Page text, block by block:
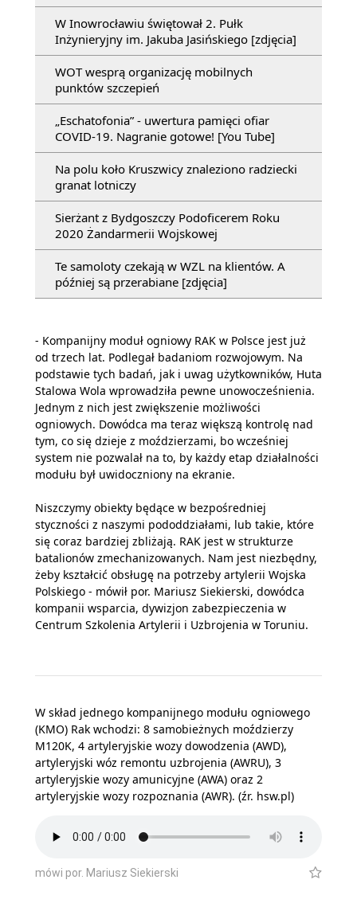
W Inowrocławiu świętował 2. Pułk
Inżynieryjny im. Jakuba Jasińskiego [zdjęcia]
WOT wesprą organizację mobilnych
punktów szczepień
„Eschatofonia” - uwertura pamięci ofiar
COVID-19. Nagranie gotowe! [You Tube]
Na polu koło Kruszwicy znaleziono radziecki
granat lotniczy
Sierżant z Bydgoszczy Podoficerem Roku
2020 Żandarmerii Wojskowej
Te samoloty czekają w WZL na klientów. A
później są przerabiane [zdjęcia]
- Kompanijny moduł ogniowy RAK w Polsce jest już
od trzech lat. Podlegał badaniom rozwojowym. Na
podstawie tych badań, jak i uwag użytkowników, Huta
Stalowa Wola wprowadziła pewne unowocześnienia.
Jednym z nich jest zwiększenie możliwości
ogniowych. Dowódca ma teraz większą kontrolę nad
tym, co się dzieje z moździerzami, bo wcześniej
system nie pozwalał na to, by każdy etap działalności
modułu był uwidoczniony na ekranie.
Niszczymy obiekty będące w bezpośredniej
styczności z naszymi pododdziałami, lub takie, które
się coraz bardziej zbliżają. RAK jest w strukturze
batalionów zmechanizowanych. Nam jest niezbędny,
żeby kształcić obsługę na potrzeby artylerii Wojska
Polskiego - mówił por. Mariusz Siekierski, dowódca
kompanii wsparcia, dywizjon zabezpieczenia w
Centrum Szkolenia Artylerii i Uzbrojenia w Toruniu.
W skład jednego kompanijnego modułu ogniowego
(KMO) Rak wchodzi: 8 samobieżnych moździerzy
M120K, 4 artyleryjskie wozy dowodzenia (AWD),
artyleryjski wóz remontu uzbrojenia (AWRU), 3
artyleryjskie wozy amunicyjne (AWA) oraz 2
artyleryjskie wozy rozpoznania (AWR). (źr. hsw.pl)
mówi por. Mariusz Siekierski